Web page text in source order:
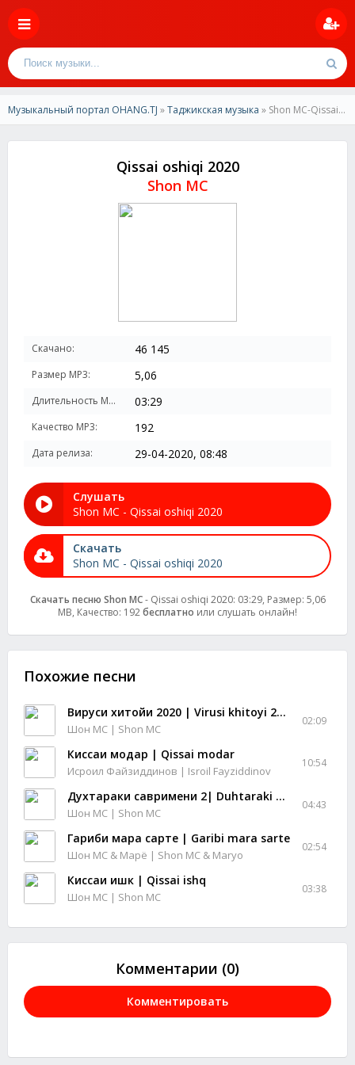
Музыкальный портал OHANG.TJ »Таджикская музыка » Shon MC-Qissai oshiqi 2020
Qissai oshiqi 2020
Shon MC
Скачано: 46 145
Размер MP3: 5,06
Длительность MP3: 03:29
Качество MP3: 192
Дата релиза: 29-04-2020, 08:48
Слушать
Shon MC - Qissai oshiqi 2020
Скачать
Shon MC - Qissai oshiqi 2020
Скачать песню Shon MC- Qissai oshiqi 2020: 03:29, Размер: 5,06
MB, Качество: 192бесплатно или слушать онлайн!
Похожие песни
Вируси хитойи 2020 | Virusi khitoyi 2020
Шон МС | Shon MC
02:09
Киссаи модар | Qissai modar
Исроил Файзиддинов | Isroil Fayziddinov
10:54
Духтараки савримени 2| Duhtaraki savrimeni 2
Шон МС | Shon MC
04:43
Гариби мара сарте | Garibi mara sarte
Шон МС & Марё | Shon MC & Maryo
02:54
Киссаи ишк | Qissai ishq
Шон МС | Shon MC
03:38
Комментарии (0)
Комментировать